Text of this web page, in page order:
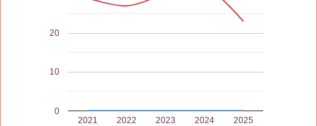
2021 2022 2023 2024 2025
0
10
20